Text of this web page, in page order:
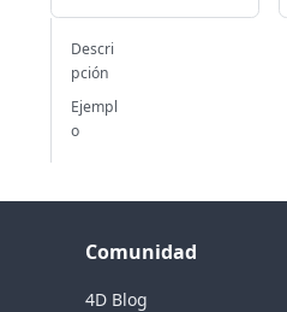
Descri
pción
Ejempl
o
Comunidad
4D Blog